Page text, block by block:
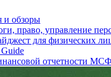
и обзоры
право, управление
для физических
отчетности